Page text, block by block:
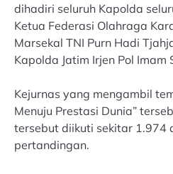
dihadiri seluruh Kapolda
Ketua Federasi Olahraga
Marsekal TNI Purn Hadi
Kapolda Jatim Irjen Pol Imam
Kejurnas yang mengambil
Menuju Prestasi Dunia”
tersebut diikuti sekitar 1.974
pertandingan.